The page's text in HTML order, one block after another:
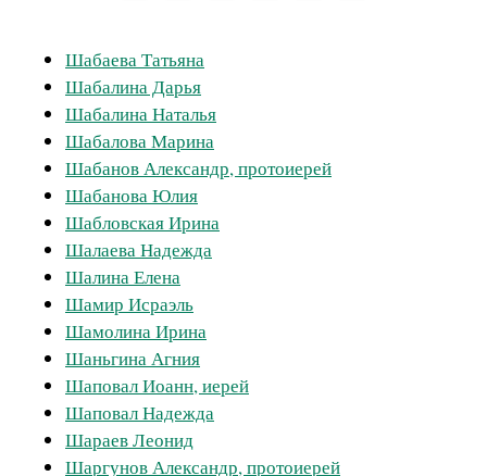
Шабаева Татьяна
Шабалина Дарья
Шабалина Наталья
Шабалова Марина
Шабанов Александр, протоиерей
Шабанова Юлия
Шабловская Ирина
Шалаева Надежда
Шалина Елена
Шамир Исраэль
Шамолина Ирина
Шаньгина Агния
Шаповал Иоанн, иерей
Шаповал Надежда
Шараев Леонид
Шаргунов Александр, протоиерей